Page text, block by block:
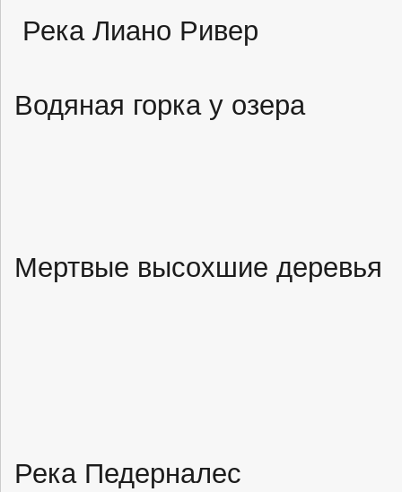
Река Лиано Ривер
Водяная горка у озера
Мертвые высохшие деревья
Река Педерналес